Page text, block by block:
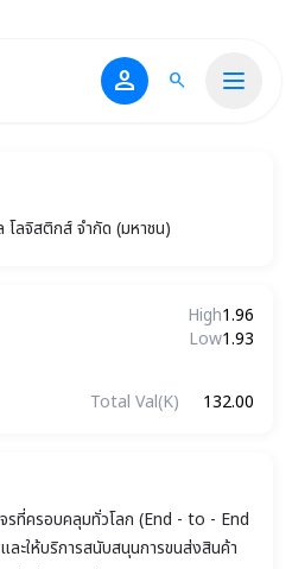
person search
กลบอล โลจิสติกส์ จำกัด (มหาชน)
โลจิสติกส์ จำกัด (มหาชน)
High1.96
Low1.93
Total Val(K) 132.00
รที่ครอบคลุมทั่วโลก (End - to - End
ะให้บริการสนับสนุนการขนส่งสินค้า